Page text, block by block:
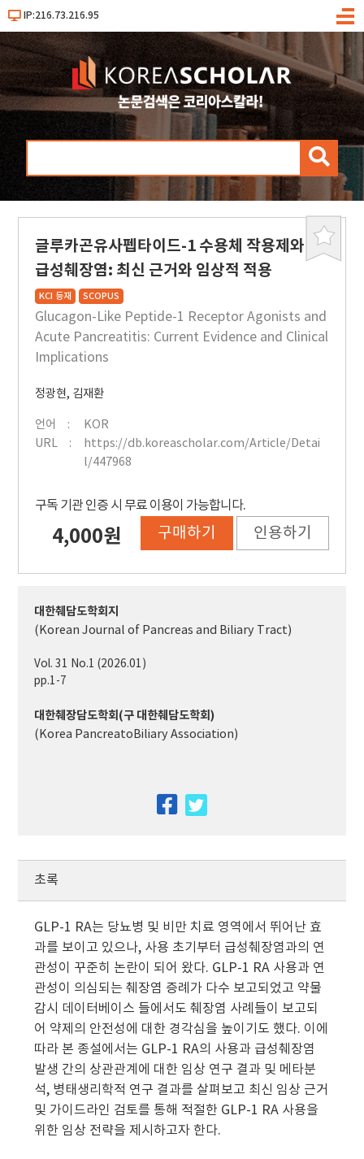
IP:216.73.216.95
메
검
북
글루카곤유사펩타이드-1 수용체 작용제와
급성췌장염: 최신 근거와 임상적 적용
KCI 등재 SCOPUS
Glucagon-Like Peptide-1 Receptor Agonists and
Acute Pancreatitis: Current Evidence and Clinical
Implications
정광현, 김재환
언어
KOR
URL
https://db.koreascholar.com/Article/Detai
l/447968
구독 기관 인증 시 무료 이용이 가능합니다.
4,000원 구매하기 인용하기
대한췌담도학회지
(Korean Journal of Pancreas and Biliary Tract)
Vol. 31 No.1 (2026.01)
pp.1-7
대한췌장담도학회(구 대한췌담도학회)
(Korea PancreatoBiliary Association)
facebook
초록
GLP-1 RA는 당뇨병 및 비만 치료 영역에서 뛰어난 효
과를 보이고 있으나, 사용 초기부터 급성췌장염과의 연
관성이 꾸준히 논란이 되어 왔다. GLP-1 RA 사용과 연
관성이 의심되는 췌장염 증례가 다수 보고되었고 약물
감시 데이터베이스 들에서도 췌장염 사례들이 보고되
어 약제의 안전성에 대한 경각심을 높이기도 했다. 이에
따라 본 종설에서는 GLP-1 RA의 사용과 급성췌장염
발생 간의 상관관계에 대한 임상 연구 결과 및 메타분
석, 병태생리학적 연구 결과를 살펴보고 최신 임상 근거
및 가이드라인 검토를 통해 적절한 GLP-1 RA 사용을
위한 임상 전략을 제시하고자 한다.